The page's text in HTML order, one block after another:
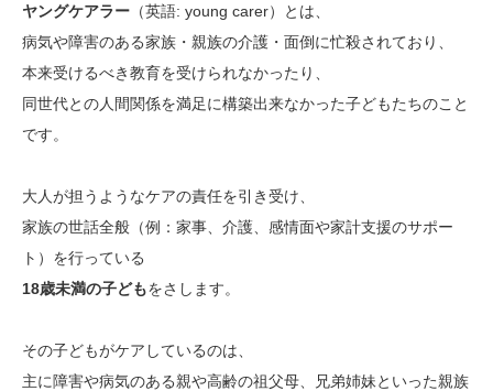
ヤングケアラー （英語: young carer）とは、
病気や障害のある家族・親族の介護・面倒に忙殺されており、
本来受けるべき教育を受けられなかったり、
同世代との人間関係を満足に構築出来なかった子どもたちのこと
です。
大人が担うようなケアの責任を引き受け、
家族の世話全般（例：家事、介護、感情面や家計支援のサポー
ト）を行っている
18歳未満の子どもをさします。
その子どもがケアしているのは、
主に障害や病気のある親や高齢の祖父母、兄弟姉妹といった親族